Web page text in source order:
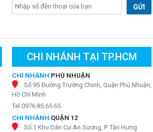
GỬI
CHI NHÁNH TẠI TP.HCM
CHI NHÁNH PHÚ NHUẬN
Số 95 Đường Trường Chinh, Quận Phú Nhuận,
Hồ Chí Minh
Tel:0976.85.65.65
CHI NHÁNH QUẬN 12
Số 1 Khu Dân Cư An Sương, P. Tân Hưng